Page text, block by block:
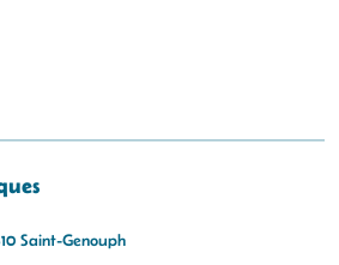
Saint-Genouph